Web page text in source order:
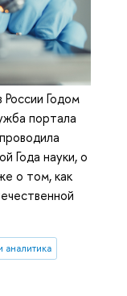
Годом
портала
Года науки, о
о том, как
аналитика